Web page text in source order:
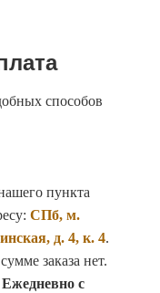
способов
пункта
СПб, м.
д. 4, к. 4.
заказа нет.
Ежедневно с